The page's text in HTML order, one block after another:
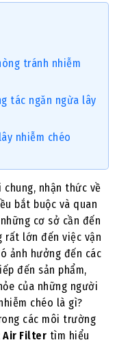
tránh nhiễm
tác ngăn ngừa lây
nhiễm chéo
nhận thức về
bắt buộc và quan
cơ sở cần đến
rất lớn đến việc vận
ảnh hưởng đến các
đến sản phẩm,
của những người
chéo là gì?
các môi trường
Air Filter tìm hiểu